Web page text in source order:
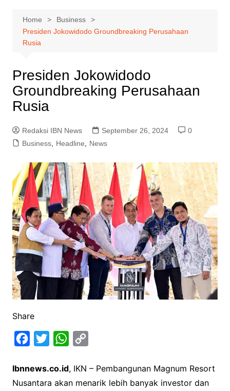
Home
Business
Presiden Jokowidodo Groundbreaking Perusahaan
Rusia
Presiden Jokowidodo
Groundbreaking Perusahaan
Rusia
Redaksi IBN News September 26, 2024
0
Business, Headline, News
Share
c
e
i
t
W
a
t
p
y
Ibnnews.co.id, IKN – Pembangunan Magnum Resort
Nusantara akan menarik lebih banyak investor dan